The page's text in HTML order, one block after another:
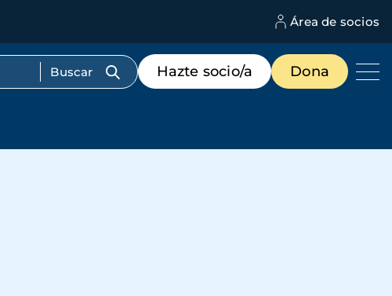
Área de socios
Menú
de
destacados
Hazte socio/a Dona